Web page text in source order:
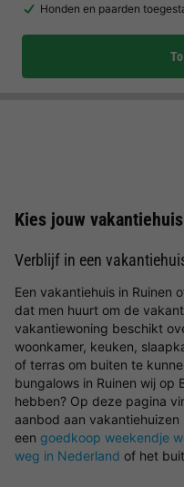
Honden en paarden
Kies jouw
Verblijf in een
Een vakantiehuis in Ruinen
dat men huurt om de
vakantiewoning beschikt
woonkamer, keuken,
of terras om buiten te
bungalows in Ruinen wij op
hebben? Op deze pagina
aanbod aan vakantiehuizen
een goedkoop weekendje
weg in Nederland of het